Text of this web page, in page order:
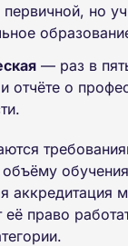
первичной, но
— раз в
отчёте о
аккредитация
право